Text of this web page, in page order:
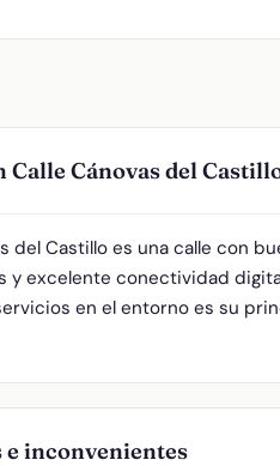
Calle Cánovas del
del Castillo es una calle con
y excelente conectividad
en el entorno es su
e inconvenientes